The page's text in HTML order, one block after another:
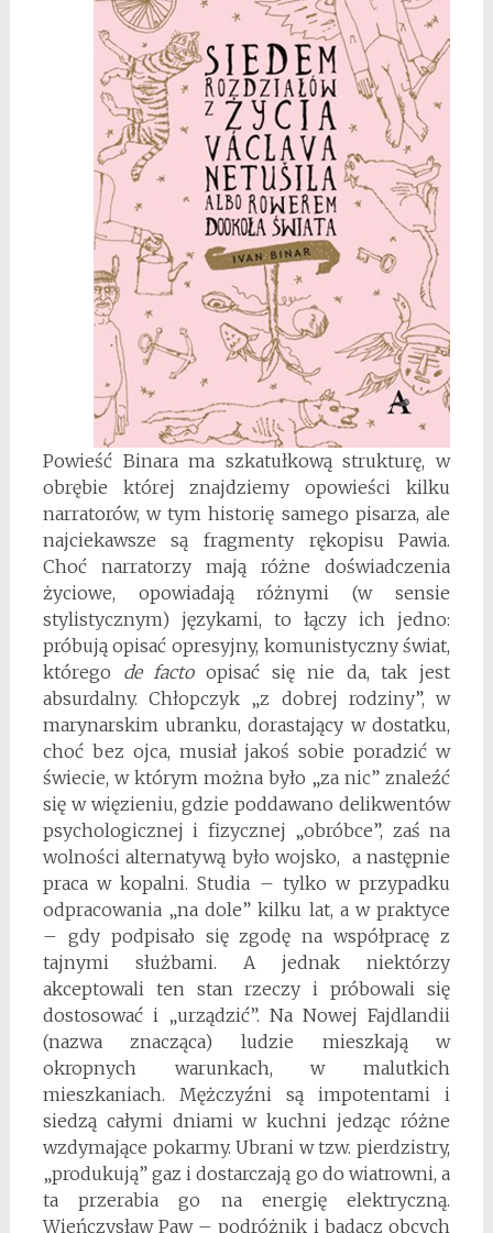
Powieść Binara ma szkatułkową strukturę, w
obrębie której znajdziemy opowieści kilku
narratorów, w tym historię samego pisarza, ale
najciekawsze są fragmenty rękopisu Pawia.
Choć narratorzy mają różne doświadczenia
życiowe, opowiadają różnymi (w sensie
stylistycznym) językami, to łączy ich jedno:
próbują opisać opresyjny, komunistyczny świat,
którego de factoopisać się nie da, tak jest
absurdalny. Chłopczyk „z dobrej rodziny”, w
marynarskim ubranku, dorastający w dostatku,
choć bez ojca, musiał jakoś sobie poradzić w
świecie, w którym można było „za nic” znaleźć
się w więzieniu, gdzie poddawano delikwentów
psychologicznej i fizycznej „obróbce”, zaś na
wolności alternatywą było wojsko, a następnie
praca w kopalni. Studia – tylko w przypadku
odpracowania „na dole” kilku lat, a w praktyce
– gdy podpisało się zgodę na współpracę z
tajnymi służbami. A jednak niektórzy
akceptowali ten stan rzeczy i próbowali się
dostosować i „urządzić”. Na Nowej Fajdlandii
(nazwa znacząca) ludzie mieszkają w
okropnych warunkach, w malutkich
mieszkaniach. Mężczyźni są impotentami i
siedzą całymi dniami w kuchni jedząc różne
wzdymające pokarmy. Ubrani w tzw. pierdzistry,
„produkują” gaz i dostarczają go do wiatrowni, a
ta przerabia go na energię elektryczną.
Wieńczysław Paw – podróżnik i badacz obcych